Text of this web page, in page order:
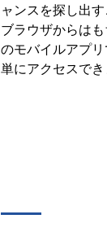
ャンスを探し出す
ブラウザからは
のモバイルアプ
単にアクセスでき